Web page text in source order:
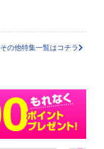
その他特集一覧はコチラ